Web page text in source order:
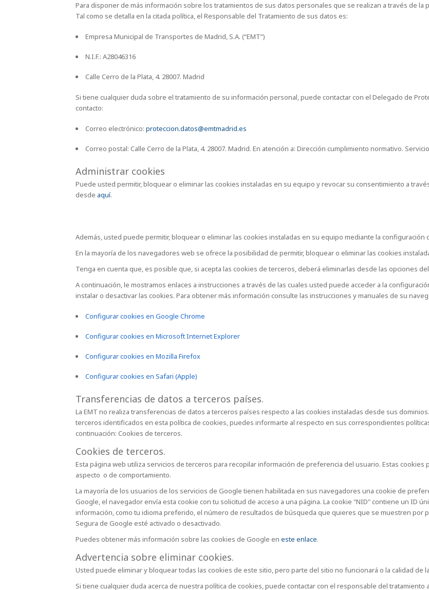
Para disponer de más información sobre los tratamientos de sus datos personales que se realizan a través de la
Tal como se detalla en la citada política, el Responsable del Tratamiento de sus datos es:
Empresa Municipal de Transportes de Madrid, S.A. (“EMT”)
N.I.F.: A28046316
Calle Cerro de la Plata, 4. 28007. Madrid
Si tiene cualquier duda sobre el tratamiento de su información personal, puede contactar con el Delegado de
contacto:
Correo electrónico: proteccion.datos@emtmadrid.es
Correo postal: Calle Cerro de la Plata, 4. 28007. Madrid. En atención a: Dirección cumplimiento normativo.
Administrar cookies
Puede usted permitir, bloquear o eliminar las cookies instaladas en su equipo y revocar su consentimiento a
desde aquí.
Además, usted puede permitir, bloquear o eliminar las cookies instaladas en su equipo mediante la
En la mayoría de los navegadores web se ofrece la posibilidad de permitir, bloquear o eliminar las cookies
Tenga en cuenta que, es posible que, si acepta las cookies de terceros, deberá eliminarlas desde las opciones
A continuación, le mostramos enlaces a instrucciones a través de las cuales usted puede acceder a la
instalar o desactivar las cookies. Para obtener más información consulte las instrucciones y manuales de su
Configurar cookies en Google Chrome
Configurar cookies en Microsoft Internet Explorer
Configurar cookies en Mozilla Firefox
Configurar cookies en Safari (Apple)
Transferencias de datos a terceros países.
La EMT no realiza transferencias de datos a terceros países respecto a las cookies instaladas desde sus
terceros identificados en esta política de cookies, puedes informarte al respecto en sus correspondientes
continuación: Cookies de terceros.
Cookies de terceros.
Esta página web utiliza servicios de terceros para recopilar información de preferencia del usuario. Estas
aspecto o de comportamiento.
La mayoría de los usuarios de los servicios de Google tienen habilitada en sus navegadores una cookie de
Google, el navegador envía esta cookie con tu solicitud de acceso a una página. La cookie "NID" contiene un ID
información, como tu idioma preferido, el número de resultados de búsqueda que quieres que se muestren por
Segura de Google esté activado o desactivado.
Puedes obtener más información sobre las cookies de Google en este enlace.
Advertencia sobre eliminar cookies.
Usted puede eliminar y bloquear todas las cookies de este sitio, pero parte del sitio no funcionará o la calidad de
Si tiene cualquier duda acerca de nuestra política de cookies, puede contactar con el responsable del